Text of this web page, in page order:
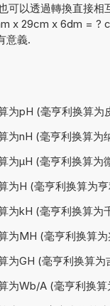
以透過轉換直接相
x 29cm x 6dm = ?
意義.
为pH (毫亨利换算为
为nH (毫亨利换算为
为µH (毫亨利换算为
为H (毫亨利换算为
为kH (毫亨利换算为
为MH (毫亨利换算为
为GH (毫亨利换算为
为Wb/A (毫亨利换